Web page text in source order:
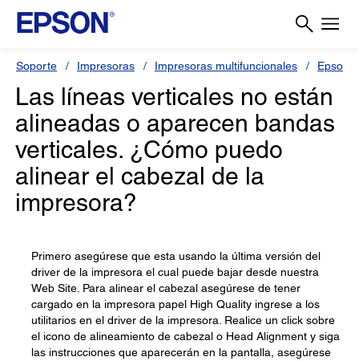
Soporte Impresoras Impresoras multifuncionales Epson
Las líneas verticales no están
alineadas o aparecen bandas
verticales. ¿Cómo puedo
alinear el cabezal de la
impresora?
Primero asegúrese que esta usando la última versión del
driver de la impresora el cual puede bajar desde nuestra
Web Site. Para alinear el cabezal asegúrese de tener
cargado en la impresora papel High Quality ingrese a los
utilitarios en el driver de la impresora. Realice un click sobre
el icono de alineamiento de cabezal o Head Alignment y siga
las instrucciones que aparecerán en la pantalla, asegúrese